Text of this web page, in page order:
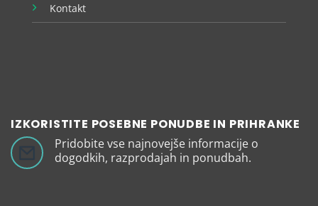
Kontakt
IZKORISTITE POSEBNE PONUDBE IN PRIHRANKE
Pridobite vse najnovejše informacije o
dogodkih, razprodajah in ponudbah.